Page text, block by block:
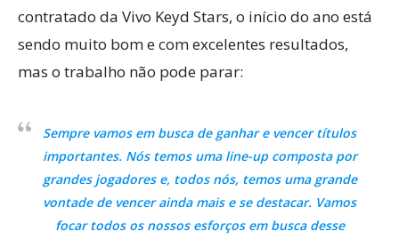
contratado da Vivo Keyd Stars, o início do ano está
sendo muito bom e com excelentes resultados,
mas o trabalho não pode parar:
Sempre vamos em busca de ganhar e vencer títulos
importantes. Nós temos uma line-up composta por
grandes jogadores e, todos nós, temos uma grande
vontade de vencer ainda mais e se destacar. Vamos
focar todos os nossos esforços em busca desse